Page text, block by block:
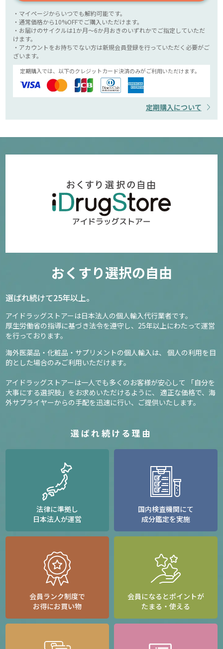
・マイページからいつでも解約可能です。
・通常価格から10%OFFでご購入いただけます。
・お届けのサイクルは1か月～6か月おきのいずれかでご指定していただ
けます。
・アカウントをお持ちでない方は新規会員登録を行っていただく必要がご
ざいます。
定期購入では、以下のクレジットカード決済のみがご利用いただけます。
定期購入について
おくすり選択の自由
選ばれ続けて25年以上。
アイドラッグストアーは日本法人の個人輸入代行業者です。
厚生労働省の指導に基づき法令を遵守し、 25年以上にわたって運営
を行っております。
海外医薬品・化粧品・サプリメントの個人輸入は、
個人の利用を目
的とした場合のみご利用いただけます。
アイドラッグストアーは一人でも多くのお客様が安心して
「自分を
大事にする選択肢」をお求めいただけるように、
適正な価格で、海
外サプライヤーからの手配を迅速に行い、ご提供いたします。
選ばれ続ける理由
法律に準拠し
日本法人が運営
国内検査機関にて
成分鑑定を実施
会員ランク制度で
お得にお買い物
会員になるとポイントが
たまる・使える